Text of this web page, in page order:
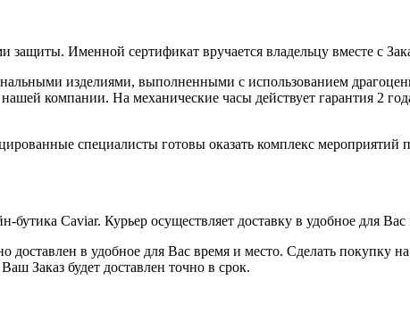
Именной сертификат вручается владельцу вместе с
изделиями, выполненными с использованием
компании. На механические часы действует гарантия 2
специалисты готовы оказать комплекс мероприятий
Caviar. Курьер осуществляет доставку в удобное для
в удобное для Вас время и место. Сделать покупку на
Заказ будет доставлен точно в срок.